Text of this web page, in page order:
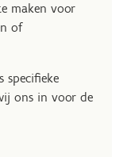
maken voor
of
specifieke
ons in voor de